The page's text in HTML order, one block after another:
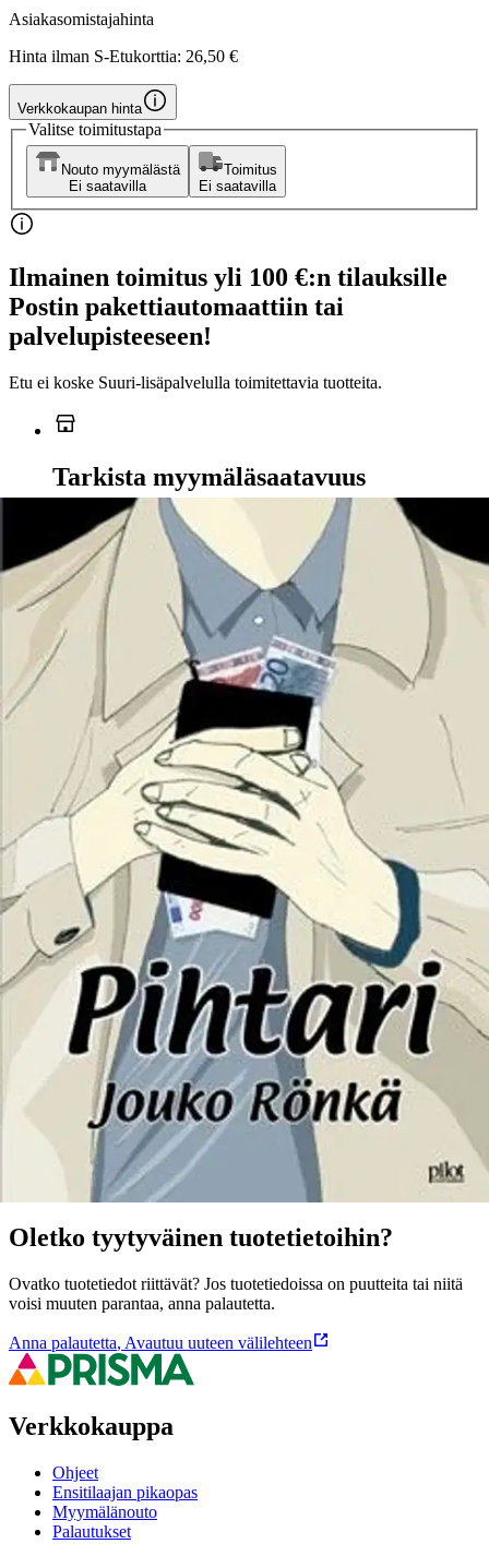
Asiakasomistajahinta
Hinta ilman S-Etukorttia: 26,50 €
Verkkokaupan hinta
Valitse toimitustapa
Nouto myymälästä
Ei saatavilla
Toimitus
Ei saatavilla
Ilmainen toimitus yli 100 €:n tilauksille
Postin pakettiautomaattiin tai
palvelupisteeseen!
Etu ei koske Suuri‑lisäpalvelulla toimitettavia tuotteita.
Tarkista myymäläsaatavuus
Ei saatavilla
Tuotekuvaus
Pihtari on Jouko Röngän kuudes kirja, kolmas romaani.
Humoristisessa romaanissa kuuluu kirjailijan ääni kun hän kuvaa
romaanin päähenkilön Niilo "Nuuka" Nykäsen omituista suhdetta
rahaan, pihtaamista nuukuutena, säästäväisyytenä, yleensä kuitenkin
myönteisenä asiana. Kuluttamisen kyvyttömyys nähdään ristiriitana,
toisaalta kansakunnan pelastuksena, kuten ennen nähtiin
säästäväinen, nuukaileva elämäntapa.
Pihtaamisella tarkoitetaan
romaanissa myöskin seksuaalisista nautinnoista kieltäytymistä,
selibaattia. Nuukuus ja ahneus kulkevat käsi kädessä. Romaanin
päähenkilö Niilo "Nuuka" Nykänen on nuuka mies, rikas,
onnekaskin. Enimmäkseen hän pihtailee toisten ihmisten
kustannuksella, ainainen vaurauden kaipuu tekee hänestä miehen
vailla omaatuntoa. Varhaislapsuuden köyhyys ja huono-osaisuus
kasvatti köyhyyden ruven jota hän joutuu alati raapimaan ja pelon
että jää iäksi köyhäksi.
Näytä lisää tuotekuvausta
Ominaisuudet
Oletko tyytyväinen tuotetietoihin?
Ovatko tuotetiedot riittävät? Jos tuotetiedoissa on puutteita tai niitä
voisi muuten parantaa, anna palautetta.
Anna palautetta, Avautuu uuteen välilehteen
Verkkokauppa
Ohjeet
Ensitilaajan pikaopas
Myymälänouto
Palautukset